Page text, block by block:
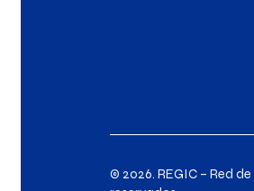
© 2026. REGIC – Red